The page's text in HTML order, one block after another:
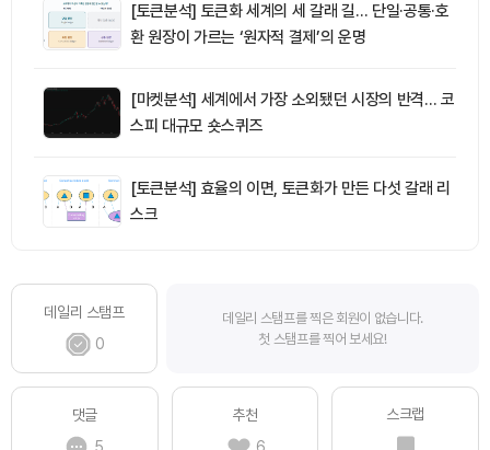
[토큰분석] 토큰화 세계의 세 갈래 길… 단일·공통·호
환 원장이 가르는 ‘원자적 결제’의 운명
[마켓분석] 세계에서 가장 소외됐던 시장의 반격… 코
스피 대규모 숏스퀴즈
[토큰분석] 효율의 이면, 토큰화가 만든 다섯 갈래 리
스크
데일리 스탬프
0
데일리 스탬프를 찍은 회원이 없습니다.
첫 스탬프를 찍어 보세요!
댓글
추천
스크랩